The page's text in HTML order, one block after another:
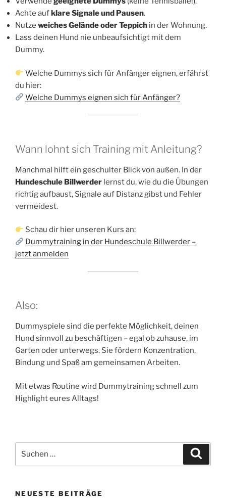
Achte aufklare Signale und Pausen.
Nutze weiches Gelände oder Teppich in der Wohnung.
Lass deinen Hund nie unbeaufsichtigt mit dem
Dummy.
Welche Dummys sich für Anfänger eignen, erfährst
du hier:
Welche Dummys eignen sich für Anfänger?
Wann lohnt sich Training mit Anleitung?
Manchmal hilft ein geschulter Blick von außen. In der
Hundeschule Billwerder lernst du, wie du die Übungen
richtig aufbaust, Signale auf Distanz gibst und Fehler
vermeidest.
Schau dir hier unseren Kurs an:
Dummytraining in der Hundeschule Billwerder –
jetzt anmelden
Also:
Dummyspiele sind die perfekte Möglichkeit, deinen
Hund sinnvoll zu beschäftigen – egal ob zuhause, im
Garten oder unterwegs. Sie fördern Konzentration,
Bindung und Spaß am gemeinsamen Arbeiten.
Mit etwas Routine wird Dummytraining schnell zum
Highlight eures Alltags!
nach:
NEUESTE BEITRÄGE